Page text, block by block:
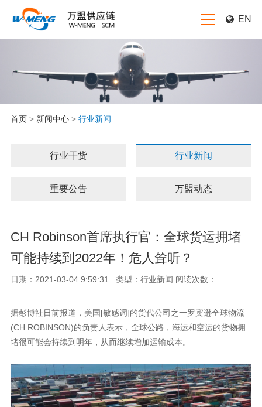
EN
首页> 新闻中心> 行业新闻
行业干货 行业新闻
重要公告 万盟动态
CH Robinson首席执行官：全球货运拥堵
可能持续到2022年！危人耸听？
日期：2021-03-04 9:59:31 类型：行业新闻 阅读次数：
据彭博社日前报道，美国[敏感词]的货代公司之一罗宾逊全球物流
(CH ROBINSON)的负责人表示，全球公路，海运和空运的货物拥
堵很可能会持续到明年，从而继续增加运输成本。